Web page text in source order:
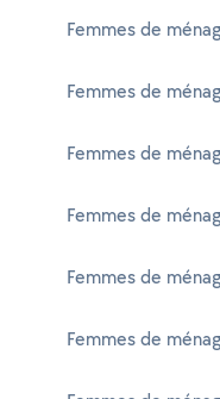
Femmes de
Femmes de
Femmes de
Femmes de
Femmes de
Femmes de